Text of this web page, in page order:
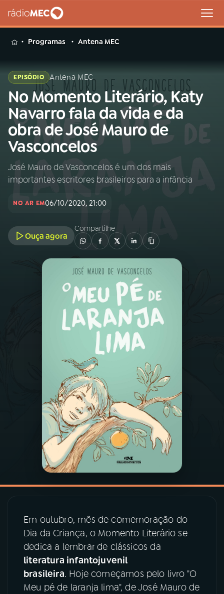
MENU
Buscar
na
Rádio
MEC
Buscar
Início
01INÍCIO
PROGRAMAÇÃO
PROGRAMAS
PODCASTS
ÚLTIMAS
PRÊMIO RÁDIO MEC
ACOMPANHE A RÁDIO MEC
YouTube Facebook
TikTok
Programas Antena MEC
EPISÓDIO Antena MEC
No Momento Literário, Katy
Navarro fala da vida e da
obra de José Mauro de
Vasconcelos
José Mauro de Vasconcelos é um dos mais
importantes escritores brasileiros para a infância
NO AR EM06/10/2020, 21:00
Ouça agora
Compartilhe
Em outubro, mês de comemoração do
Dia da Criança, o Momento Literário se
dedica a lembrar de clássicos da
literatura infantojuvenil
brasileira. Hoje começamos pelo livro "O
Meu pé de laranja lima", de José Mauro de